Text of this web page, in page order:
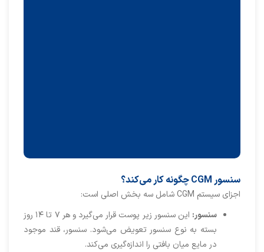
سنسور CGM چگونه کار می‌کند؟
اجزای سیستم CGM شامل سه بخش اصلی است:
سنسور:
این سنسور زیر پوست قرار می‌گیرد و هر ۷ تا ۱۴ روز
بسته به نوع سنسور تعویض می‌شود. سنسور، قند موجود
در مایع میان بافتی را اندازه‌گیری می‌کند.